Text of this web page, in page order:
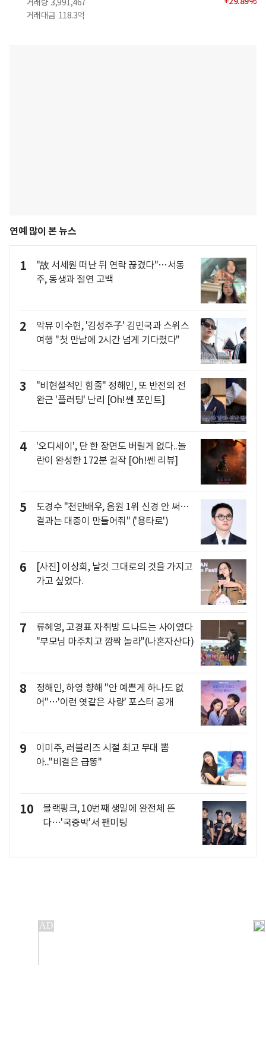
거래량 3,991,467
거래대금 118.3억
연예 많이 본 뉴스
1
"故 서세원 떠난 뒤 연락 끊겼다"…서동
주, 동생과 절연 고백
2
악뮤 이수현, '김성주子' 김민국과 스위스
여행 "첫 만남에 2시간 넘게 기다렸다"
3
"비현설적인 힘줄" 정해인, 또 반전의 전
완근 '플러팅' 난리 [Oh!쎈 포인트]
4
'오디세이', 단 한 장면도 버릴게 없다..놀
란이 완성한 172분 걸작 [Oh!쎈 리뷰]
5
도경수 "천만배우, 음원 1위 신경 안 써…
결과는 대중이 만들어줘" ('용타로')
6
[사진] 이상희, 날것 그대로의 것을 가지고
가고 싶었다.
7
류혜영, 고경표 자취방 드나드는 사이였다
"부모님 마주치고 깜짝 놀라"(나혼자산다)
8
정해인, 하영 향해 "안 예쁜게 하나도 없
어"…'이런 엿같은 사랑' 포스터 공개
9
이미주, 러블리즈 시절 최고 무대 뽑
아.."비결은 급똥"
10
블랙핑크, 10번째 생일에 완전체 뜬
다…'국중박'서 팬미팅